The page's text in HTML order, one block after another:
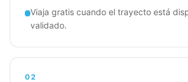
Viaja gratis cuando el trayecto está
validado.
02